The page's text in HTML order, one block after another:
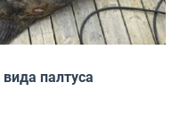
палтуса